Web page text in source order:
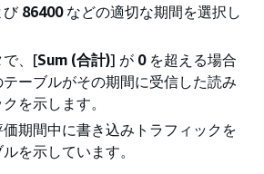
び 86400などの適切な期間を選択し
で、[Sum (合計)] が 0を超える場合
ーブルがその期間に受信した読み
を示します。
期間中に書き込みトラフィックを
を示しています。